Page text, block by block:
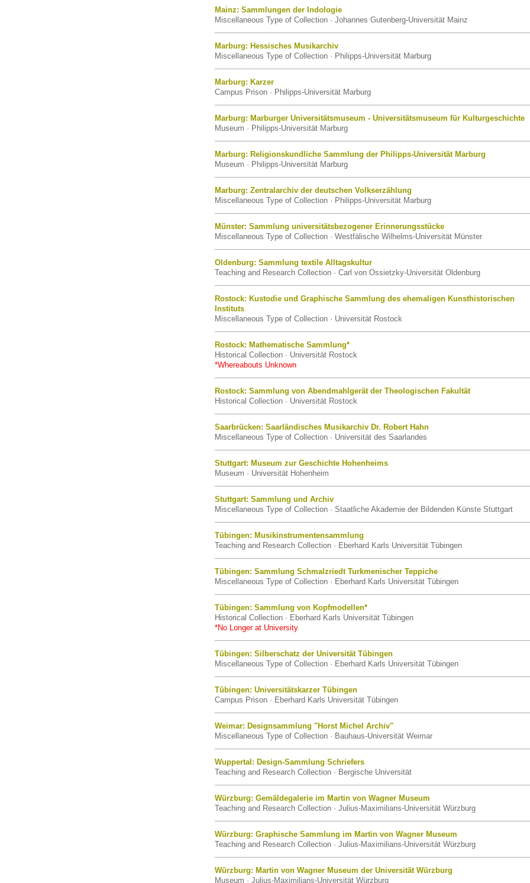
Mainz: Sammlungen der Indologie
Miscellaneous Type of Collection · Johannes Gutenberg-Universität Mainz
Marburg: Hessisches Musikarchiv
Miscellaneous Type of Collection · Philipps-Universität Marburg
Marburg: Karzer
Campus Prison · Philipps-Universität Marburg
Marburg: Marburger Universitätsmuseum - Universitätsmuseum für Kulturgeschichte
Museum · Philipps-Universität Marburg
Marburg: Religionskundliche Sammlung der Philipps-Universität Marburg
Museum · Philipps-Universität Marburg
Marburg: Zentralarchiv der deutschen Volkserzählung
Miscellaneous Type of Collection · Philipps-Universität Marburg
Münster: Sammlung universitätsbezogener Erinnerungsstücke
Miscellaneous Type of Collection · Westfälische Wilhelms-Universität Münster
Oldenburg: Sammlung textile Alltagskultur
Teaching and Research Collection · Carl von Ossietzky-Universität Oldenburg
Rostock: Kustodie und Graphische Sammlung des ehemaligen Kunsthistorischen
Instituts
Miscellaneous Type of Collection · Universität Rostock
Rostock: Mathematische Sammlung*
Historical Collection · Universität Rostock
*Whereabouts Unknown
Rostock: Sammlung von Abendmahlgerät der Theologischen Fakultät
Historical Collection · Universität Rostock
Saarbrücken: Saarländisches Musikarchiv Dr. Robert Hahn
Miscellaneous Type of Collection · Universität des Saarlandes
Stuttgart: Museum zur Geschichte Hohenheims
Museum · Universität Hohenheim
Stuttgart: Sammlung und Archiv
Miscellaneous Type of Collection · Staatliche Akademie der Bildenden Künste Stuttgart
Tübingen: Musikinstrumentensammlung
Teaching and Research Collection · Eberhard Karls Universität Tübingen
Tübingen: Sammlung Schmalzriedt Turkmenischer Teppiche
Miscellaneous Type of Collection · Eberhard Karls Universität Tübingen
Tübingen: Sammlung von Kopfmodellen*
Historical Collection · Eberhard Karls Universität Tübingen
*No Longer at University
Tübingen: Silberschatz der Universität Tübingen
Miscellaneous Type of Collection · Eberhard Karls Universität Tübingen
Tübingen: Universitätskarzer Tübingen
Campus Prison · Eberhard Karls Universität Tübingen
Weimar: Designsammlung "Horst Michel Archiv"
Miscellaneous Type of Collection · Bauhaus-Universität Weimar
Wuppertal: Design-Sammlung Schriefers
Teaching and Research Collection · Bergische Universität
Würzburg: Gemäldegalerie im Martin von Wagner Museum
Teaching and Research Collection · Julius-Maximilians-Universität Würzburg
Würzburg: Graphische Sammlung im Martin von Wagner Museum
Teaching and Research Collection · Julius-Maximilians-Universität Würzburg
Würzburg: Martin von Wagner Museum der Universität Würzburg
Museum · Julius-Maximilians-Universität Würzburg